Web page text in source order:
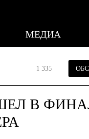
МЕДИА
1 335
В